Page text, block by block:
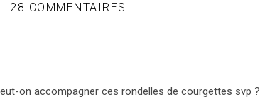
28 COMMENTAIRES
on accompagner ces rondelles de courgettes svp ?